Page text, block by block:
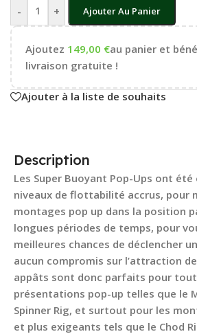
- + Ajouter Au Panier
Ajoutez 149,00 €au panier et
livraison gratuite !
Ajouter à la liste de souhaits
Description
Les Super Buoyant Pop-Ups ont été
niveaux de flottabilité accrus, pour
montages pop up dans la position
longues périodes de temps, pour
meilleures chances de déclencher
aucun compromis sur l’attraction de
appâts sont donc parfaits pour
présentations pop-up telles que le
Spinner Rig, et surtout pour les
et plus exigeants tels que le Chod